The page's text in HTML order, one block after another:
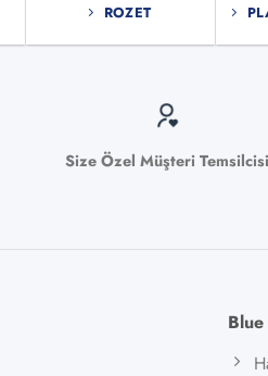
ROZET
Size Özel Müşteri Temsilcisi